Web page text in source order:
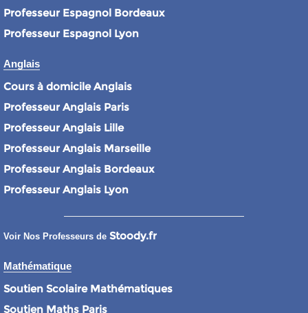
Professeur Espagnol Bordeaux
Professeur Espagnol Lyon
Anglais
Cours à domicile Anglais
Professeur Anglais Paris
Professeur Anglais Lille
Professeur Anglais Marseille
Professeur Anglais Bordeaux
Professeur Anglais Lyon
Voir Nos Professeurs de Stoody.fr
Mathématique
Soutien Scolaire Mathématiques
Soutien Maths Paris